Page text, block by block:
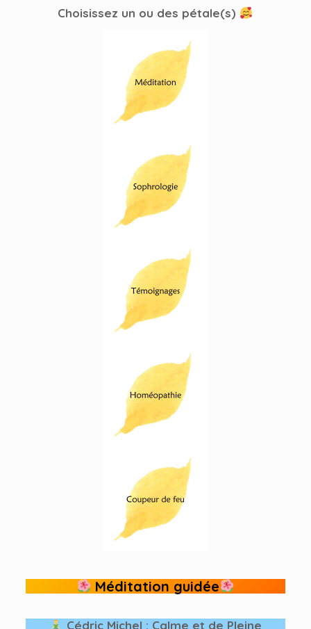
Choisissez un ou des pétale(s)
Méditation guidée
Cédric Michel : Calme et de Pleine